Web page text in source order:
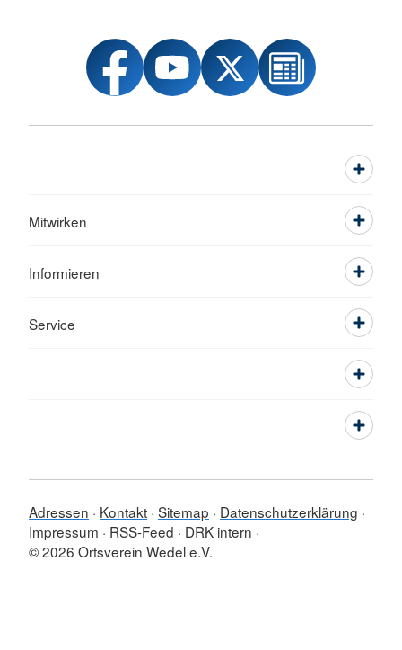
Mitwirken
Informieren
Service
Adressen Kontakt Sitemap
Datenschutzerklärung
Impressum
RSS-Feed
DRK intern
© 2026 Ortsverein Wedel e.V.